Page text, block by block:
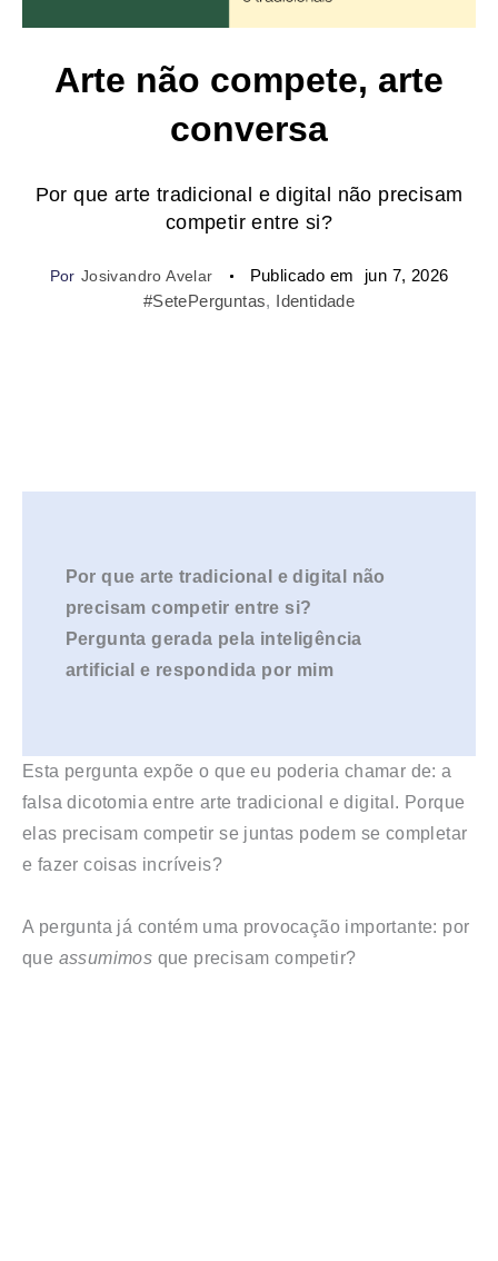
Arte não compete, arte
conversa
Por que arte tradicional e digital não precisam
competir entre si?
Por Josivandro Avelar Publicado em
jun 7, 2026
#SetePerguntas, Identidade
Por que arte tradicional e digital não
precisam competir entre si?
Pergunta gerada pela inteligência
artificial e respondida por mim
Esta pergunta expõe o que eu poderia chamar de: a
falsa dicotomia entre arte tradicional e digital. Porque
elas precisam competir se juntas podem se completar
e fazer coisas incríveis?
A pergunta já contém uma provocação importante: por
que assumimos que precisam competir?